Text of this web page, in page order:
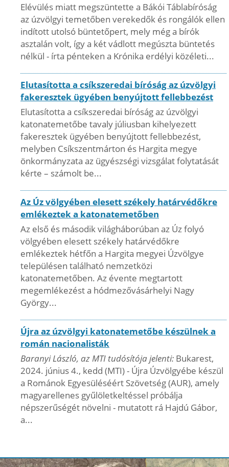
Elévülés miatt megszüntette a Bákói Táblabíróság
az úzvölgyi temetőben verekedők és rongálók ellen
indított utolsó büntetőpert, mely még a bírók
asztalán volt, így a két vádlott megúszta büntetés
nélkül - írta pénteken a Krónika erdélyi közéleti...
Elutasította a csíkszeredai bíróság az úzvölgyi
fakeresztek ügyében benyújtott fellebbezést
Elutasította a csíkszeredai bíróság az úzvölgyi
katonatemetőbe tavaly júliusban kihelyezett
fakeresztek ügyében benyújtott fellebbezést,
melyben Csíkszentmárton és Hargita megye
önkormányzata az ügyészségi vizsgálat folytatását
kérte – számolt be...
Az Úz völgyében elesett székely határvédőkre
emlékeztek a katonatemetőben
Az első és második világháborúban az Úz folyó
völgyében elesett székely határvédőkre
emlékeztek hétfőn a Hargita megyei Úzvölgye
településen található nemzetközi
katonatemetőben. Az évente megtartott
megemlékezést a hódmezővásárhelyi Nagy
György...
Újra az úzvölgyi katonatemetőbe készülnek a
román nacionalisták
Baranyi László, az MTI tudósítója jelenti: Bukarest,
2024. június 4., kedd (MTI) - Újra Úzvölgyébe készül
a Románok Egyesüléséért Szövetség (AUR), amely
magyarellenes gyűlöletkeltéssel próbálja
népszerűségét növelni - mutatott rá Hajdú Gábor,
a...